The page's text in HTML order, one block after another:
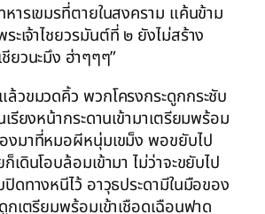
ารเขมรที่ตายในสงคราม แค้นข้าม
เจ้าไชยวรมันต์ที่ ๒ ยังไม่สร้าง
ยวนะมึง ฮ่าๆๆๆ”
วขมวดคิ้ว พวกโครงกระดูกกระชับ
เรียงหน้ากระดานเข้ามาเตรียมพร้อม
งมาที่หมอผีหนุ่มเขม็ง พอขยับไป
เดินโอบล้อมเข้ามา ไม่ว่าจะขยับไป
ดทางหนีไว้ อาวุธประดามีในมือของ
กเตรียมพร้อมเข้าเชือดเฉือนฟาด